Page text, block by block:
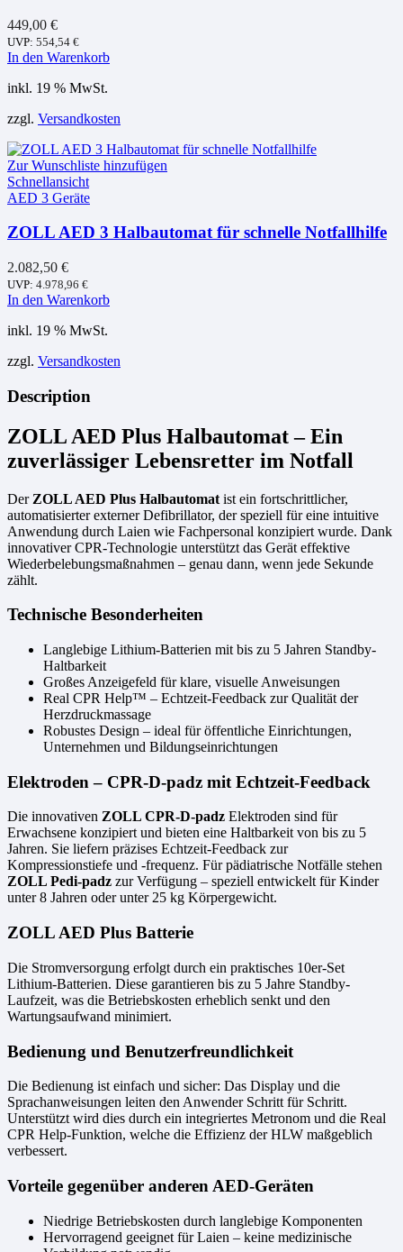
449,00 €
UVP: 554,54 €
In den Warenkorb
inkl. 19 % MwSt.
zzgl. Versandkosten
Zur Wunschliste hinzufügen
Schnellansicht
AED 3 Geräte
ZOLL AED 3 Halbautomat für schnelle Notfallhilfe
2.082,50 €
UVP: 4.978,96 €
In den Warenkorb
inkl. 19 % MwSt.
zzgl. Versandkosten
Description
ZOLL AED Plus Halbautomat – Ein
zuverlässiger Lebensretter im Notfall
Der ZOLL AED Plus Halbautomat ist ein fortschrittlicher,
automatisierter externer Defibrillator, der speziell für eine intuitive
Anwendung durch Laien wie Fachpersonal konzipiert wurde. Dank
innovativer CPR-Technologie unterstützt das Gerät effektive
Wiederbelebungsmaßnahmen – genau dann, wenn jede Sekunde
zählt.
Technische Besonderheiten
Langlebige Lithium-Batterien mit bis zu 5 Jahren Standby-
Haltbarkeit
Großes Anzeigefeld für klare, visuelle Anweisungen
Real CPR Help™ – Echtzeit-Feedback zur Qualität der
Herzdruckmassage
Robustes Design – ideal für öffentliche Einrichtungen,
Unternehmen und Bildungseinrichtungen
Elektroden – CPR-D-padz mit Echtzeit-Feedback
Die innovativen ZOLL CPR-D-padz Elektroden sind für
Erwachsene konzipiert und bieten eine Haltbarkeit von bis zu 5
Jahren. Sie liefern präzises Echtzeit-Feedback zur
Kompressionstiefe und -frequenz. Für pädiatrische Notfälle stehen
ZOLL Pedi-padz zur Verfügung – speziell entwickelt für Kinder
unter 8 Jahren oder unter 25 kg Körpergewicht.
ZOLL AED Plus Batterie
Die Stromversorgung erfolgt durch ein praktisches 10er-Set
Lithium-Batterien. Diese garantieren bis zu 5 Jahre Standby-
Laufzeit, was die Betriebskosten erheblich senkt und den
Wartungsaufwand minimiert.
Bedienung und Benutzerfreundlichkeit
Die Bedienung ist einfach und sicher: Das Display und die
Sprachanweisungen leiten den Anwender Schritt für Schritt.
Unterstützt wird dies durch ein integriertes Metronom und die Real
CPR Help-Funktion, welche die Effizienz der HLW maßgeblich
verbessert.
Vorteile gegenüber anderen AED-Geräten
Niedrige Betriebskosten durch langlebige Komponenten
Hervorragend geeignet für Laien – keine medizinische